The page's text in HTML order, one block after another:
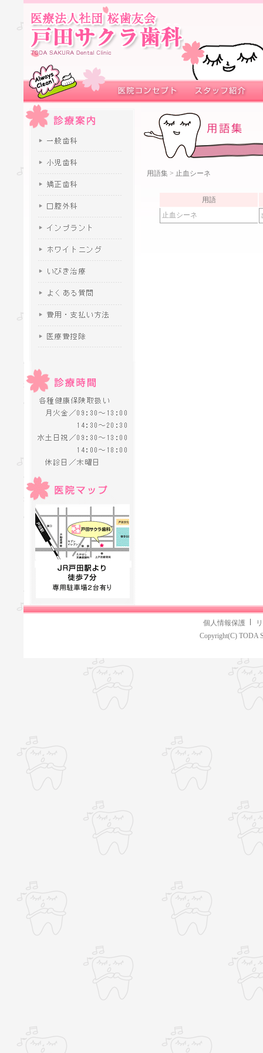
用語集 > 止血シーネ
用語
止血シーネ
個人情報保護
Copyright(C) TODA